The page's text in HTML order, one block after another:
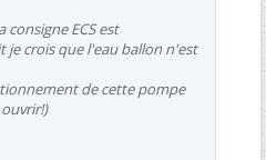
ECS est
je crois que l'eau ballon n'est
de cette pompe